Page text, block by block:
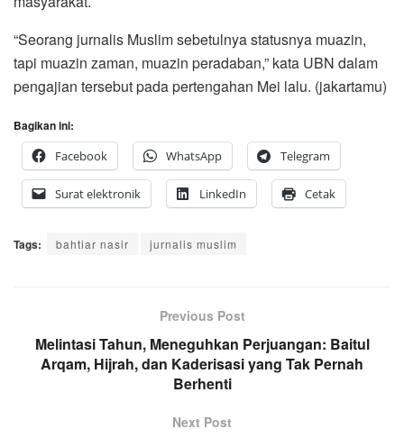
“Seorang jurnalis Muslim sebetulnya statusnya muazin,
tapi muazin zaman, muazin peradaban,” kata UBN dalam
pengajian tersebut pada pertengahan Mei lalu. (jakartamu)
Bagikan ini:
Facebook
WhatsApp Telegram
Surat elektronik LinkedIn Cetak
Tags: bahtiar nasir jurnalis muslim
Previous Post
Melintasi Tahun, Meneguhkan Perjuangan: Baitul
Arqam, Hijrah, dan Kaderisasi yang Tak Pernah
Berhenti
Next Post